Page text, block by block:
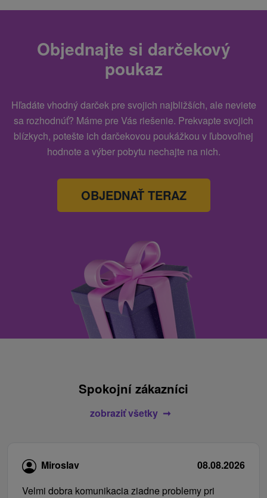
Objednajte si darčekový
poukaz
Hľadáte vhodný darček pre svojich najbližších, ale neviete
sa rozhodnúť? Máme pre Vás riešenie. Prekvapte svojich
blízkych, potešte ich darčekovou poukážkou v ľubovoľnej
hodnote a výber pobytu nechajte na nich.
OBJEDNAŤ TERAZ
Spokojní zákazníci
zobraziť všetky
Miroslav
08.08.2026
Velmi dobra komunikacia ziadne problemy pri